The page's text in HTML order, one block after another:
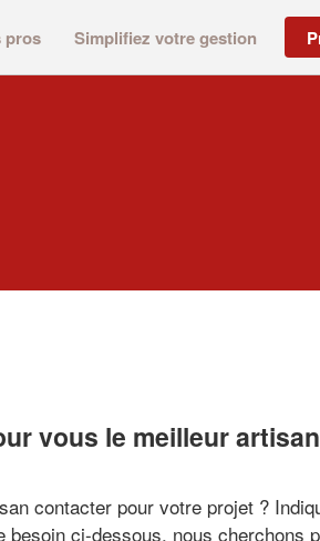
pros Simplifiez votre gestion
vous le meilleur
contacter pour votre projet ?
besoin ci-dessous, nous cherchons